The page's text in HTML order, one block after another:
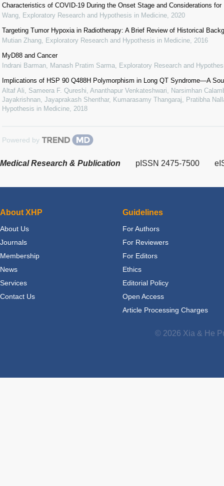
Characteristics of COVID-19 During the Onset Stage and Considerations for
Wang Exploratory Research and Hypothesis in Medicine 2020
Targeting Tumor Hypoxia in Radiotherapy: A Brief Review of Historical
Mutian Zhang Exploratory Research and Hypothesis in Medicine 2016
MyD88 and Cancer
Indrani Barman, Manash Pratim Sarma
Exploratory Research and
Implications of HSP 90 Q488H Polymorphism in Long QT Syndrome—A
Altaf Ali, Sameera F. Qureshi, Ananthapur Venkateshwari, Narsimhan
Jayakrishnan, Jayaprakash Shenthar, Kumarasamy Thangaraj, Pratibha
Hypothesis in Medicine 2018
Powered by
Medical Research & Publication pISSN 2475-7500
About XHP
About Us
Journals
Membership
News
Services
Contact Us
Guidelines
For Authors
For Reviewers
For Editors
Ethics
Editorial Policy
Open Access
Article Processing Charges
© 2026 Xia & He